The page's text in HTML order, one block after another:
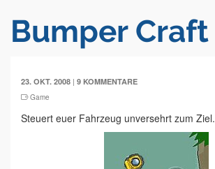
Bumper Craft
23. OKT. 2008 | 9 KOMMENTARE
Game
Steuert euer Fahrzeug unversehrt zum Ziel.